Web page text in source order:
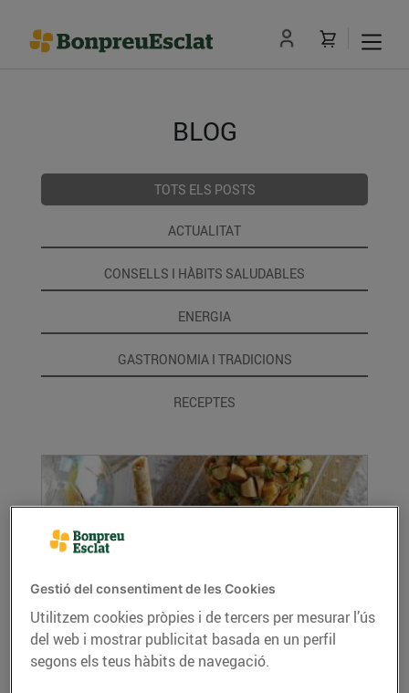
BLOG
TOTS ELS POSTS
ACTUALITAT
CONSELLS I HÀBITS SALUDABLES
ENERGIA
GASTRONOMIA I TRADICIONS
RECEPTES
Boles de formatge de cabra farcides de
codonyat, fruita seca i herbes aromàtiques
Gestió del consentiment de les Cookies
Utilitzem cookies pròpies i de tercers per mesurar l’ús
del web i mostrar publicitat basada en un perfil
segons els teus hàbits de navegació.